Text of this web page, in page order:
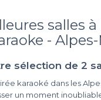
salles
-
sélection de 2
karaoké dans les
un moment